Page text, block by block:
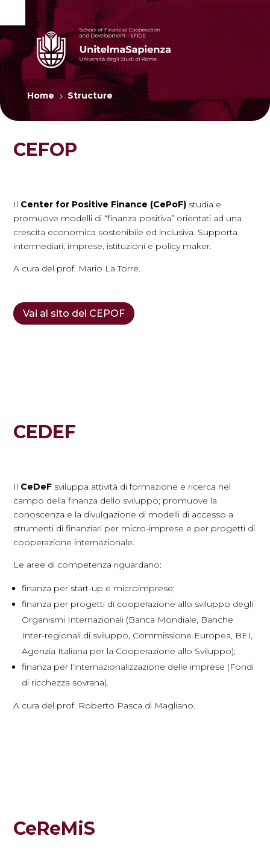
Home 5 Structure
CEFOP
Il Center for Positive Finance (CePoF) studia e
promuove modelli di “finanza positiva” orientati ad una
crescita economica sostenibile ed inclusiva. Supporta
intermediari, imprese, istituzioni e policy maker.
A cura del prof. Mario La Torre.
Vai al sito del CEPOF
CEDEF
Il CeDeF sviluppa attività di formazione e ricerca nel
campo della finanza dello sviluppo; promuove la
conoscenza e la divulgazione di modelli di accesso a
strumenti di finanziari per micro-imprese e per progetti di
cooperazione internazionale.
Le aree di competenza riguardano:
finanza per start-up e microimprese;
finanza per progetti di cooperazione allo sviluppo degli
Organismi Internazionali (Banca Mondiale, Banche
Inter-regionali di sviluppo, Commissione Europea, BEI,
Agenzia Italiana per la Cooperazione allo Sviluppo);
finanza per l’internazionalizzazione delle imprese (Fondi
di ricchezza sovrana).
A cura del prof. Roberto Pasca di Magliano.
CeReMiS